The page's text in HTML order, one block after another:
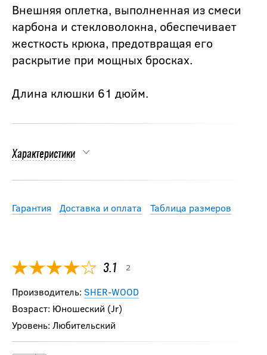
Внешняя оплетка, выполненная из смеси
карбона и стекловолокна, обеспечивает
жесткость крюка, предотвращая его
раскрытие при мощных бросках.
Длина клюшки 61 дюйм.
Характеристики
Гарантия Доставка и оплата Таблица размеров
3.1 2
Производитель: SHER-WOOD
Возраст: Юношеский (Jr)
Уровень: Любительский